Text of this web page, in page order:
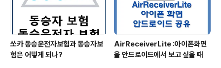
로닉스 출금창의 모습입..
쏘카 동승운전자보험과 동승자보
험은 어떻게 되나?
AirReceiverLite :아이폰화면
을 안드로이드에서 보고 싶을 때